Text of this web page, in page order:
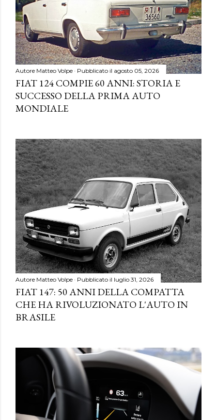
Autore Matteo Volpe Pubblicato il agosto 05, 2026
FIAT 124 COMPIE 60 ANNI: STORIA E
SUCCESSO DELLA PRIMA AUTO
MONDIALE
Autore Matteo Volpe Pubblicato il luglio 31, 2026
FIAT 147: 50 ANNI DELLA COMPATTA
CHE HA RIVOLUZIONATO L'AUTO IN
BRASILE